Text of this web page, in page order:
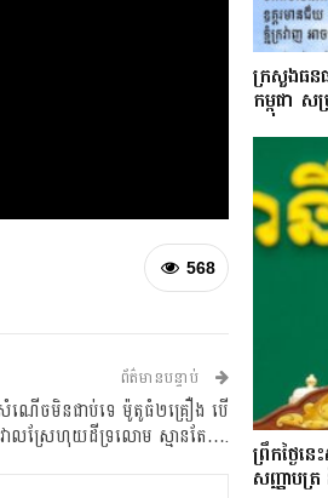
568
ព័ត៌មានបន្ទាប់
ើចមិនជាប់ទេ ម៉ូតូធំ២គ្រឿង បើ
ាលស្រែហុយដីទ្រលោម ស្មានតែ….
ក្រសួងធន
កម្ពុជា ស
ព្រឹកថ្ងៃ
សញ្ញាបត្